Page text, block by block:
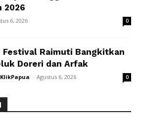
2026
6, 2026 0
Festival Raimuti Bangkitkan
Doreri dan Arfak
- Agustus 6, 2026 0